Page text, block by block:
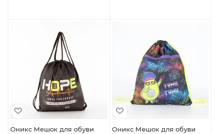
Оникс Мешок для обуви
Оникс Мешок для обуви